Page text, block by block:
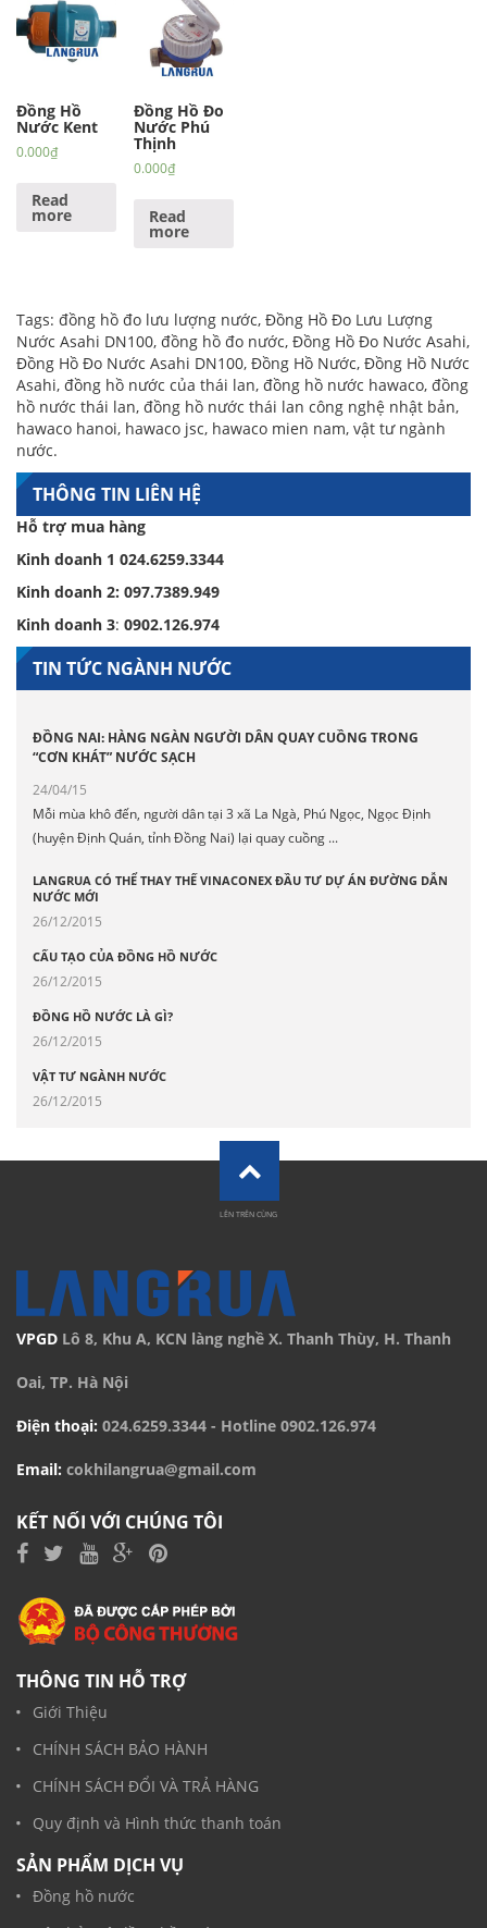
Đồng Hồ
Nước Kent
0.000₫
Read
more
Đồng Hồ Đo
Nước Phú
Thịnh
0.000₫
Read
more
Tags: đồng hồ đo lưu lượng nước, Đồng Hồ Đo Lưu Lượng
Nước Asahi DN100, đồng hồ đo nước, Đồng Hồ Đo Nước Asahi,
Đồng Hồ Đo Nước Asahi DN100, Đồng Hồ Nước, Đồng Hồ Nước
Asahi, đồng hồ nước của thái lan, đồng hồ nước hawaco, đồng
hồ nước thái lan, đồng hồ nước thái lan công nghệ nhật bản,
hawaco hanoi, hawaco jsc, hawaco mien nam, vật tư ngành
nước.
THÔNG TIN LIÊN HỆ
Hỗ trợ mua hàng
Kinh doanh 1 024.6259.3344
Kinh doanh 2: 097.7389.949
Kinh doanh 3: 0902.126.974
TIN TỨC NGÀNH NƯỚC
ĐỒNG NAI: HÀNG NGÀN NGƯỜI DÂN QUAY CUỒNG TRONG
“CƠN KHÁT” NƯỚC SẠCH
24/04/15
Mỗi mùa khô đến, người dân tại 3 xã La Ngà, Phú Ngọc, Ngọc Định
(huyện Định Quán, tỉnh Đồng Nai) lại quay cuồng ...
LANGRUA CÓ THỂ THAY THẾ VINACONEX ĐẦU TƯ DỰ ÁN ĐƯỜNG DẪN
NƯỚC MỚI
26/12/2015
CẤU TẠO CỦA ĐỒNG HỒ NƯỚC
26/12/2015
ĐỒNG HỒ NƯỚC LÀ GÌ?
26/12/2015
VẬT TƯ NGÀNH NƯỚC
26/12/2015
VPGD Lô 8, Khu A, KCN làng nghề X. Thanh Thùy, H. Thanh
Oai, TP. Hà Nội
Điện thoại: 024.6259.3344 - Hotline 0902.126.974
Email: cokhilangrua@gmail.com
KẾT NỐI VỚI CHÚNG TÔI
THÔNG TIN HỖ TRỢ
Giới Thiệu
CHÍNH SÁCH BẢO HÀNH
CHÍNH SÁCH ĐỔI VÀ TRẢ HÀNG
Quy định và Hình thức thanh toán
SẢN PHẨM DỊCH VỤ
Đồng hồ nước
LÊN TRÊN CÙNG